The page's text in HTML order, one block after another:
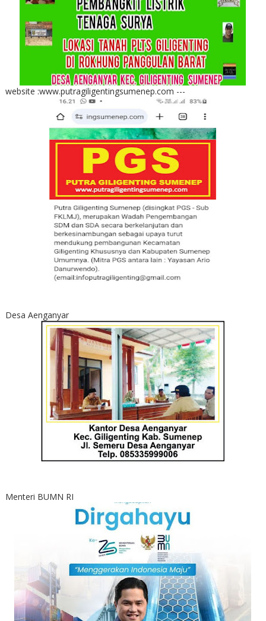
website :www.putragiligentingsumenep.com ---
Desa Aenganyar
Menteri BUMN RI